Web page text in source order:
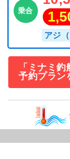
乗合
アジ（
「ミナミ
予約プラン